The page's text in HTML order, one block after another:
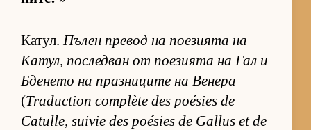
Ка­тул. Пъ­лен пре­вод на по­е­зи­ята на
Ка­тул, пос­лед­ван от по­е­зи­ята на Гал и
Бде­нето на праз­ни­ците на Ве­нера
(Traduction complète des poésies de
Catulle, suivie des poésies de Gallus et de